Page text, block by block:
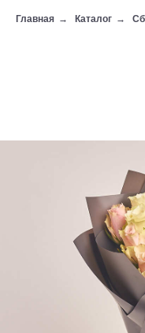
Главная → Каталог →